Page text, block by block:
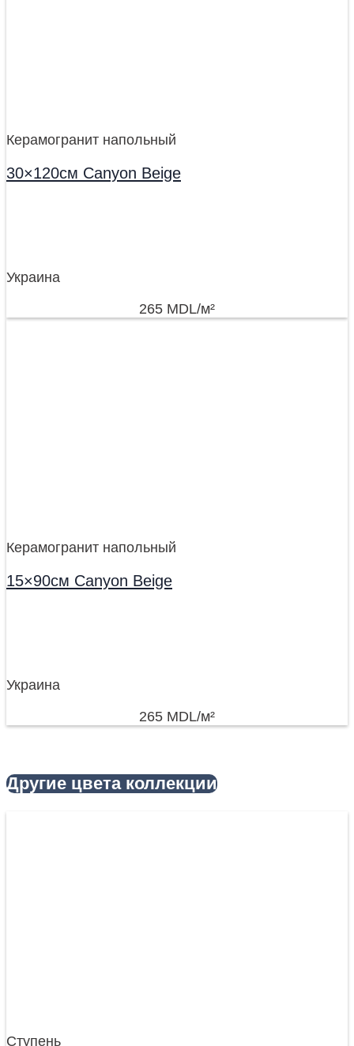
Керамогранит напольный
30×120см Canyon Beige
Украина
265 MDL/м²
Керамогранит напольный
15×90см Canyon Beige
Украина
265 MDL/м²
Другие цвета коллекции
Ступень